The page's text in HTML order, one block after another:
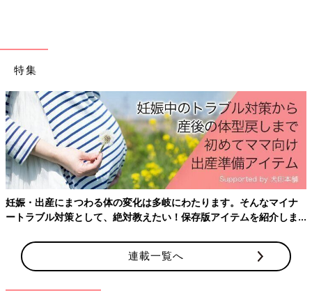
出典：Instagramアカウント「naaaaako.73」
なーこさんがニトリで購入したのは、フライパンや鍋を立ててス
マートに収納できる専用スタンドです。手前に障害物がなくな
り、ファイルボックスを使っていた以前の収納方法よりも取り出
しやすくなったみたいですよ。
うの欲しかった！」豊富な種類をまとめ
て紹介！
ニトリの豊富な収納アイテムの中でひと際注目
を浴びているのが「Nインボックス」シリーズ
ですよね。ところでNインボックスと言っても
特集
妊娠・出産にまつわる体の変化は多岐にわたります。そんなマイナ
ートラブル対策として、絶対教えたい！保存版アイテムを紹介しま
連載一覧へ